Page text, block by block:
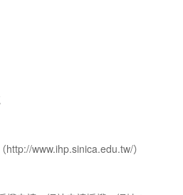
www.ihp.sinica.edu.tw/）